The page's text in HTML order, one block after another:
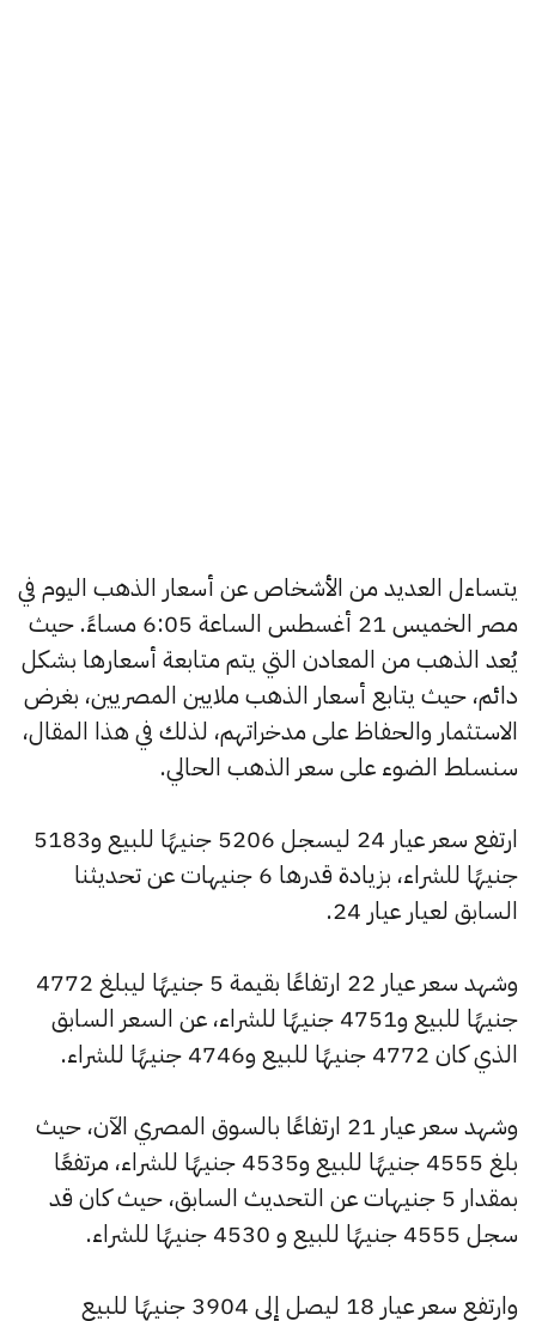
يتساءل العديد من الأشخاص عن أسعار الذهب اليوم في
مصر الخميس 21 أغسطس الساعة 6:05 مساءً. حيث
يُعد الذهب من المعادن التي يتم متابعة أسعارها بشكل
دائم، حيث يتابع أسعار الذهب ملايين المصريين، بغرض
الاستثمار والحفاظ على مدخراتهم، لذلك في هذا المقال،
سنسلط الضوء على سعر الذهب الحالي.
ارتفع سعر عيار 24 ليسجل 5206 جنيهًا للبيع و5183
جنيهًا للشراء، بزيادة قدرها 6 جنيهات عن تحديثنا
السابق لعيار عيار 24.
وشهد سعر عيار 22 ارتفاعًا بقيمة 5 جنيهًا ليبلغ 4772
جنيهًا للبيع و4751 جنيهًا للشراء، عن السعر السابق
الذي كان 4772 جنيهًا للبيع و4746 جنيهًا للشراء.
وشهد سعر عيار 21 ارتفاعًا بالسوق المصري الآن، حيث
بلغ 4555 جنيهًا للبيع و4535 جنيهًا للشراء، مرتفعًا
بمقدار 5 جنيهات عن التحديث السابق، حيث كان قد
سجل 4555 جنيهًا للبيع و 4530 جنيهًا للشراء.
وارتفع سعر عيار 18 ليصل إلى 3904 جنيهًا للبيع